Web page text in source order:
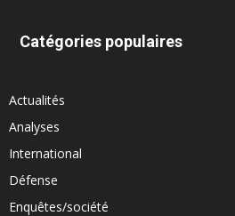
Catégories populaires
Actualités
Analyses
International
Défense
Enquêtes/société